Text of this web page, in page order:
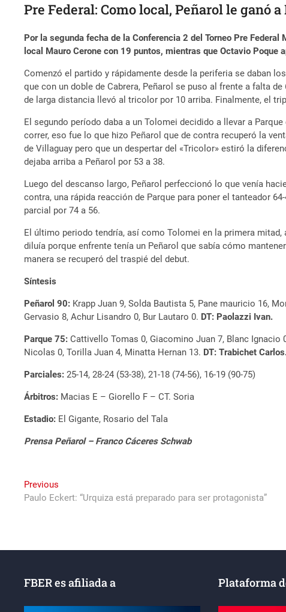
Pre Federal: Como local, Peñarol le ganó a
Por la segunda fecha de la Conferencia 2 del Torneo Pre
local Mauro Cerone con 19 puntos, mientras que Octavio Poque
Comenzó el partido y rápidamente desde la periferia se daban
que con un doble de Cabrera, Peñarol se puso al frente a falta
de larga distancia llevó al tricolor por 10 arriba. Finalmente, el
El segundo período daba a un Tolomei decidido a llevar a
correr, eso fue lo que hizo Peñarol que de contra recuperó la
de Villaguay pero que un despertar del «Tricolor» estiró la
dejaba arriba a Peñarol por 53 a 38.
Luego del descanso largo, Peñarol perfeccionó lo que venía
contra, una rápida reacción de Parque para poner el tanteador
parcial por 74 a 56.
El último periodo tendría, así como Tolomei en la primera
diluía porque enfrente tenía un Peñarol que sabía cómo
manera se recuperó del traspié del debut.
Síntesis
Peñarol 90: Krapp Juan 9, Solda Bautista 5, Pane mauricio 16,
Gervasio 8, Achur Lisandro 0, Bur Lautaro 0. DT: Paolazzi Ivan.
Parque 75: Cattivello Tomas 0, Giacomino Juan 7, Blanc Ignacio
Nicolas 0, Torilla Juan 4, Minatta Hernan 13. DT: Trabichet
Parciales: 25-14, 28-24 (53-38), 21-18 (74-56), 16-19 (90-75)
Árbitros: Macias E – Giorello F – CT. Soria
Estadio: El Gigante, Rosario del Tala
Prensa Peñarol – Franco Cáceres Schwab
Navegación
de
Previous
post:
Paulo Eckert: “Urquiza está preparado para ser protagonista”
FBER es afiliada a Plataforma